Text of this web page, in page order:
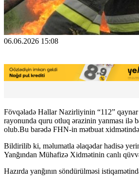
06.06.2026 15:08
Fövqəladə Hallar Nazirliyinin “112”
rayonunda quru otluq ərazinin yanması ilə
olub.Bu barədə FHN-in mətbuat
Bildirilib ki, məlumatla əlaqədar hadisə
Yanğından Mühafizə Xidmətinin canlı
Hazırda yanğının söndürülməsi